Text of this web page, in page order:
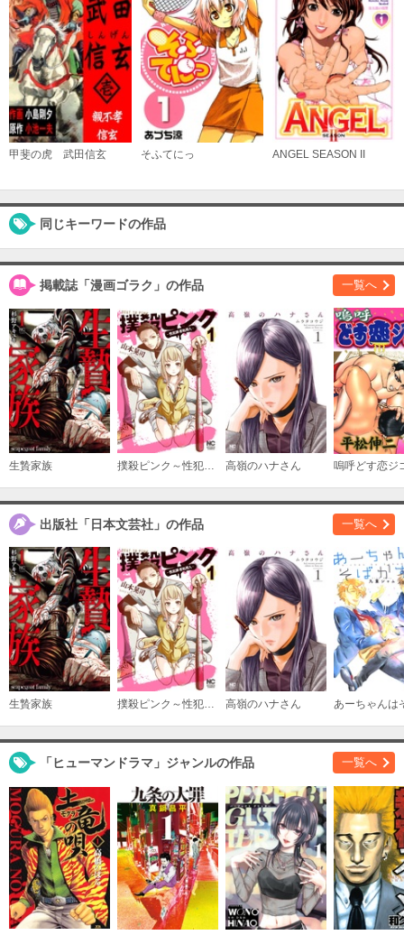
甲斐の虎 武田信玄 そふてにっ ANGEL SEASON II
同じキーワードの作品
掲載誌「漫画ゴラク」の作品 一覧へ
生贄家族 高嶺のハナさん 嗚呼どす恋ジ
出版社「日本文芸社」の作品 一覧へ
生贄家族 撲殺ピンク～性犯罪者処刑人～ 高嶺のハナさん
「ヒューマンドラマ」ジャンルの作品 一覧へ